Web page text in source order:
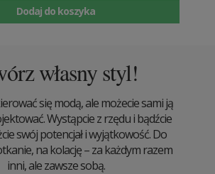
Dodaj do koszyka
własny styl!
się modą, ale możecie sami ją
Wystąpcie z rzędu i bądźcie
swój potencjał i wyjątkowość. Do
na kolację – za każdym razem
inni, ale zawsze sobą.